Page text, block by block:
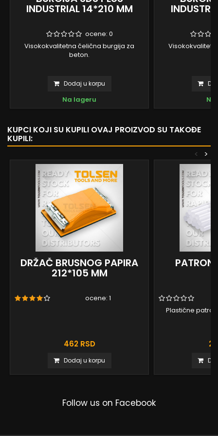
INDUSTRIAL 14*210 MM
ocene: 0
Visokokvalitetna čelična burgija za
beton.
Dodaj u korpu
Na lageru
KUPCI KOJI SU KUPILI OVAJ PROIZVOD SU TAKOĐE
KUPILI:
>
<
DRŽAČ BRUSNOG PAPIRA
212*105 MM
ocene: 1
462 RSD
Dodaj u korpu
Plastične
Follow us on Facebook